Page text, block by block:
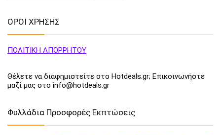
ΟΡΟΙ ΧΡΗΣΗΣ
ΠΟΛΙΤΙΚΗ ΑΠΟΡΡΗΤΟΥ
Θέλετε να διαφημιστείτε στο Hotdeals.gr; Επικοινωνήστε
μαζί μας στο info@hotdeals.gr
Φυλλάδια Προσφορές Εκπτώσεις